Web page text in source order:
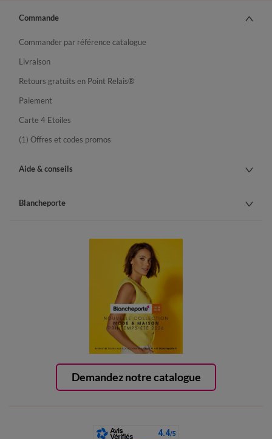
Demandez notre catalogue
Commande
Commander par référence catalogue
Livraison
Retours gratuits en Point Relais®
Paiement
Carte 4 Etoiles
(1) Offres et codes promos
Aide & conseils
Blancheporte